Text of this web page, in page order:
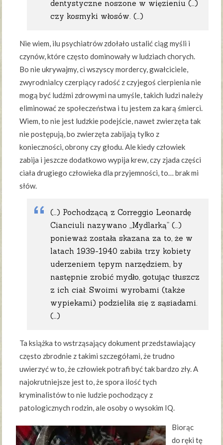
dentystyczne noszone w więzieniu (…)
czy kosmyki włosów. (…)
Nie wiem, ilu psychiatrów zdołało ustalić ciąg myśli i
czynów, które często dominowały w ludziach chorych.
Bo nie ukrywajmy, ci wszyscy mordercy, gwałciciele,
zwyrodnialcy czerpiący radość z czyjegoś cierpienia nie
mogą być ludźmi zdrowymi na umyśle, takich ludzi należy
eliminować ze społeczeństwa i tu jestem za karą śmierci.
Wiem, to nie jest ludzkie podejście, nawet zwierzęta tak
nie postępują, bo zwierzęta zabijają tylko z
konieczności, obrony czy głodu. Ale kiedy człowiek
zabija i jeszcze dodatkowo wypija krew, czy zjada części
ciała drugiego człowieka dla przyjemności, to… brak mi
słów.
(…) Pochodzącą z Correggio Leonardę
Cianciuli nazywano „Mydlarką” (…)
ponieważ została skazana za to, że w
latach 1939-1940 zabiła trzy kobiety
uderzeniem tępym narzędziem, by
następnie zrobić mydło, gotując tłuszcz
z ich ciał. Swoimi wyrobami (także
wypiekami) podzieliła się z sąsiadami.
(…)
Ta książka to wstrząsający dokument przedstawiający
często zbrodnie z takimi szczegółami, że trudno
uwierzyć w to, że człowiek potrafi być tak bardzo zły. A
najokrutniejsze jest to, że spora ilość tych
kryminalistów to nie ludzie pochodzący z
patologicznych rodzin, ale osoby o wysokim IQ.
Biorąc
do ręki tę